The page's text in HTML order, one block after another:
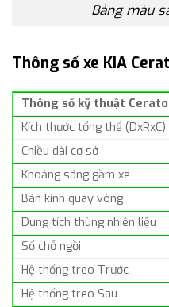
Bảng màu
Thông số xe KIA
Thông số kỹ thuật Cerato
Kích thước tổng thể (DxRxC)
Chiều dài cơ sở
Khoảng sáng gầm xe
Bán kính quay vòng
Dung tích thùng nhiên liệu
Số chỗ ngồi
Hệ thống treo Trước
Hệ thống treo Sau